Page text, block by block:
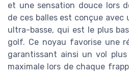
et une sensation douce lors
de ces balles est conçue avec
ultra-basse, qui est le plus
golf. Ce noyau favorise une
garantissant ainsi un vol
maximale lors de chaque